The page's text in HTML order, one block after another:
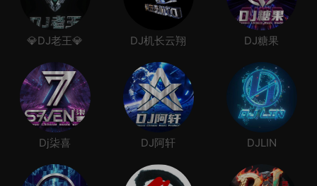
💎DJ老王💎 DJ机长云翔 DJ糖果
Dj柒喜 DJ阿轩 DJLIN